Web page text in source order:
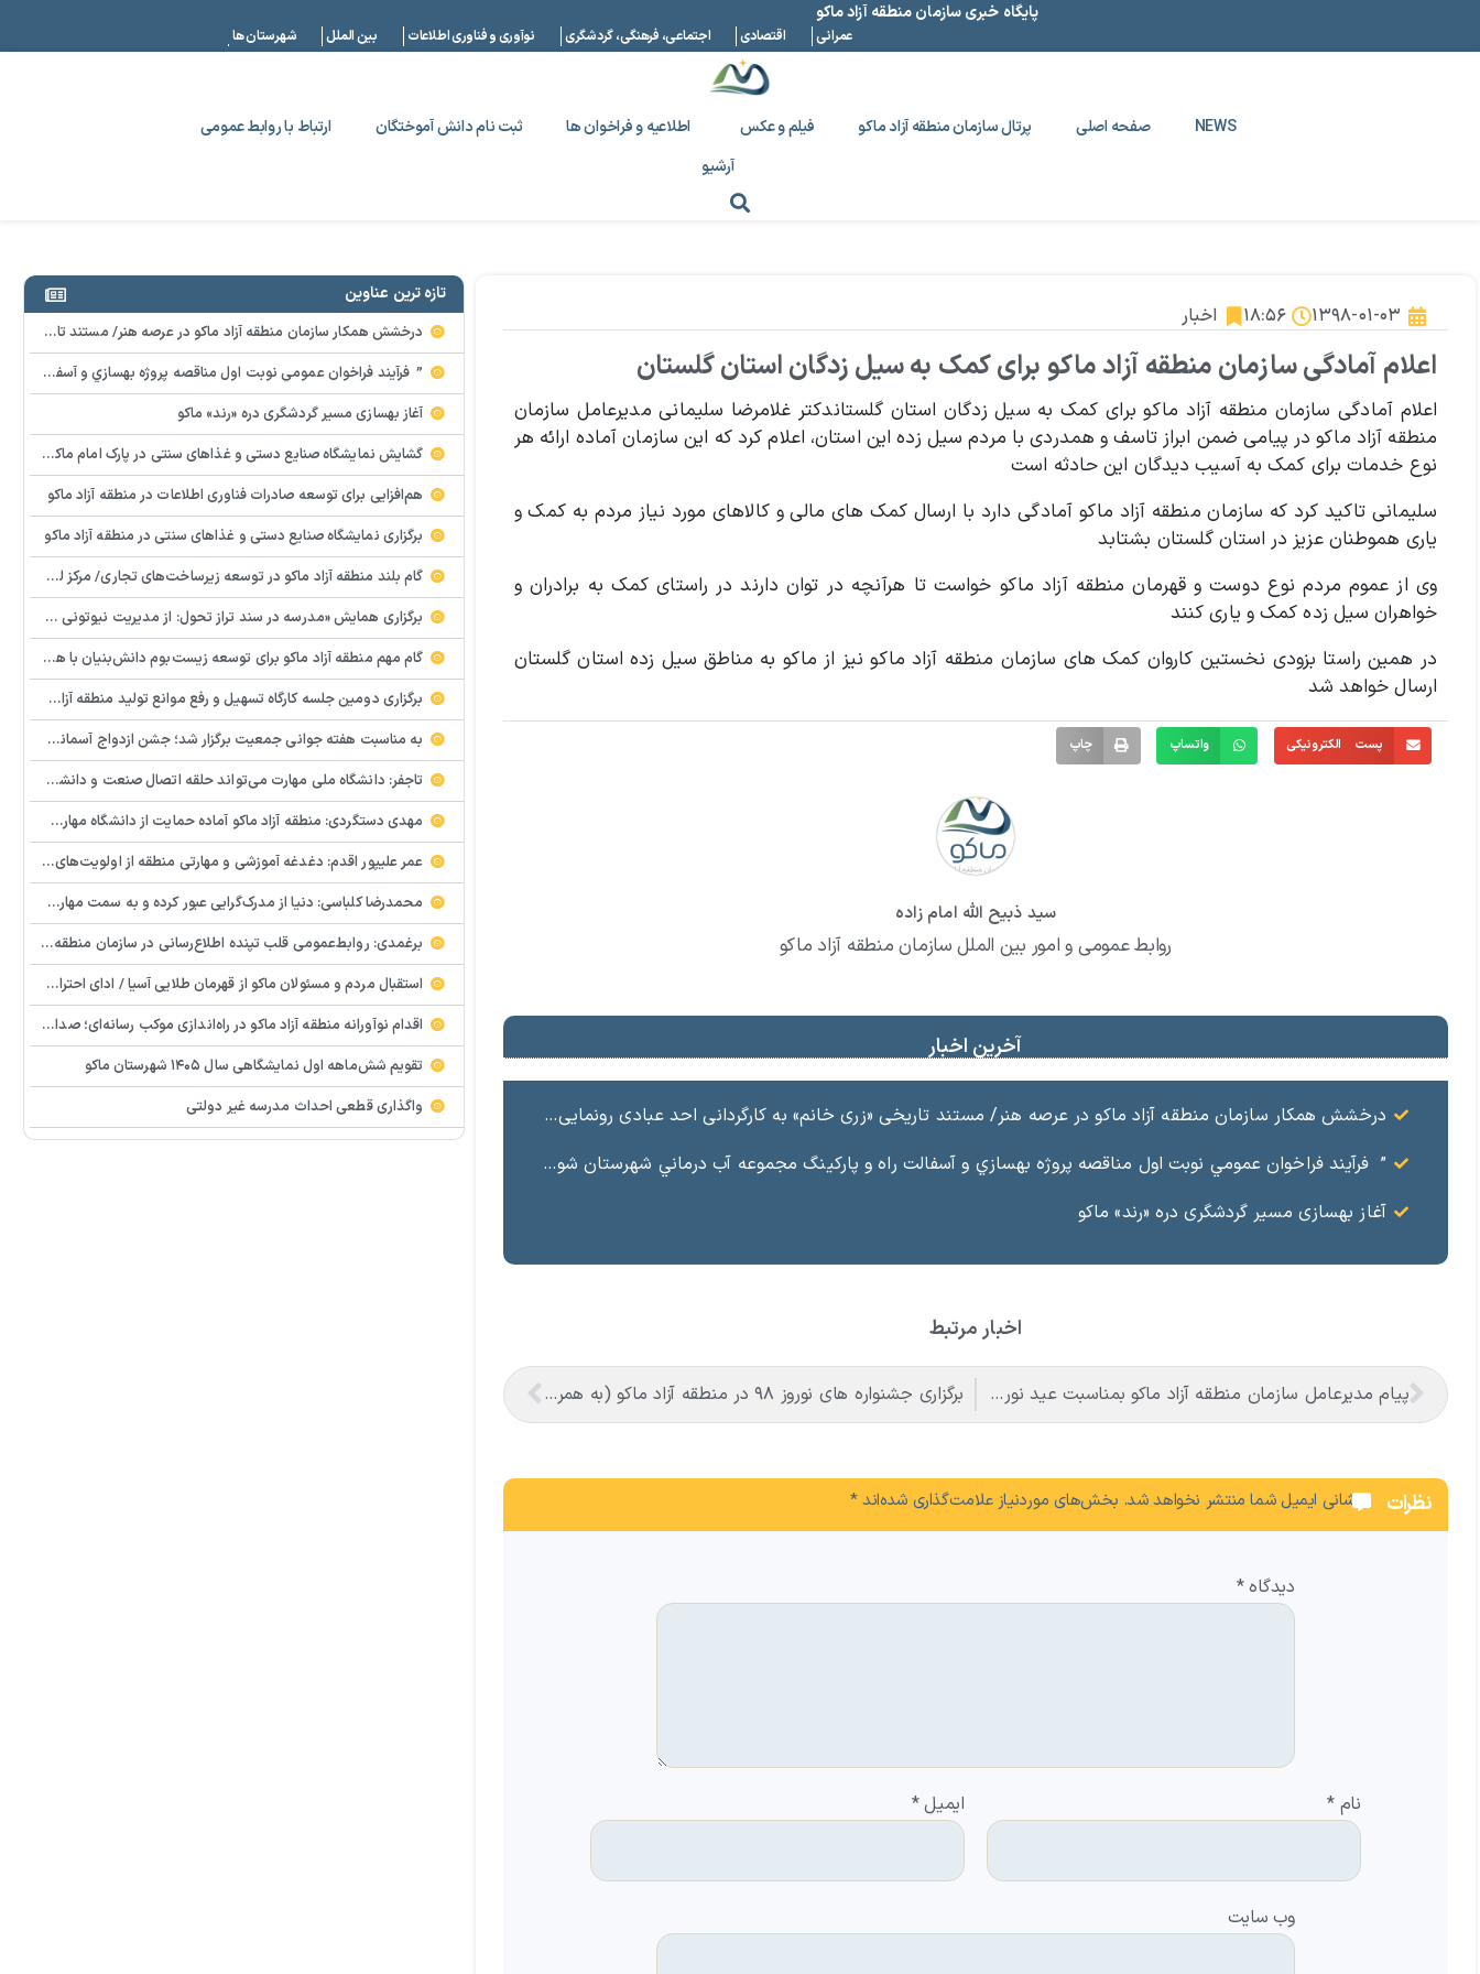
پایگاه خبری سازمان منطقه آزاد ماکو
عمرانی اقتصادی اجتماعی، فرهنگی، گردشگری نوآوری و فناوری اطلاعات بین الملل شهرستان ها
NEWS صفحه اصلی پرتال سازمان منطقه آزاد ماکو فیلم و عکس اطلاعیه و فراخوان ها ثبت نام دانش آموختگان
ارتباط با روابط عمومی
آرشیو
۱۳۹۸-۰۱-۰۳ ۱۸:۵۶ اخبار
اعلام آمادگی سازمان منطقه آزاد ماکو برای کمک به سیل زدگان استان گلستان
اعلام آمادگی سازمان منطقه آزاد ماکو برای کمک به سیل زدگان استان گلستاندکتر غلامرضا سلیمانی مدیرعامل سازمان
منطقه آزاد ماکو در پیامی ضمن ابراز تاسف و همدردی با مردم سیل زده این استان، اعلام کرد که این سازمان آماده ارائه هر
نوع خدمات برای کمک به آسیب دیدگان این حادثه است
سلیمانی تاکید کرد که سازمان منطقه آزاد ماکو آمادگی دارد با ارسال کمک های مالی و کالاهای مورد نیاز مردم به کمک و
یاری هموطنان ‌عزیز در استان گلستان بشتابد
وی از عموم مردم نوع دوست و قهرمان منطقه آزاد ماکو خواست تا هرآنچه در توان دارند در راستای کمک به برادران و
خواهران سیل زده کمک و یاری کنند
در همین راستا بزودی نخستین کاروان کمک های سازمان منطقه آزاد ماکو نیز از ماکو به مناطق سیل زده استان گلستان
ارسال خواهد شد
پست الکترونیکی واتساپ چاپ
سید ذبیح الله امام زاده
روابط عمومی و امور بین الملل سازمان منطقه آزاد ماکو
آخرین اخبار
درخشش همکار سازمان منطقه آزاد ماکو در عرصه هنر/ مستند تاریخی «زری خانم» به کارگردانی احد عبادی رونمایی شد
” فرآيند فراخوان عمومي نوبت اول مناقصه پروژه بهسازي و آسفالت راه و پاركينگ مجموعه آب درماني شهرستان شوط منطقه آزاد ماكو “
آغاز بهسازی مسیر گردشگری دره «رند» ماکو
اخبار مرتبط
پیام مدیرعامل سازمان منطقه آزاد ماکو بمناسبت عید نوروز ۹۸ برگزاری جشنواره های نوروز ۹۸ در منطقه آزاد ماکو (به همراه گزارش تصویری)
نظرات نشانی ایمیل شما منتشر نخواهد شد. بخش‌های موردنیاز علامت‌گذاری شده‌اند*
دیدگاه*
نام* ایمیل*
وب‌ سایت
تازه ترین عناوین
درخشش همکار سازمان منطقه آزاد ماکو در عرصه هنر/ مستند تاریخی «زری خانم» به کارگردانی احد عبادی رونمایی شد
” فرآيند فراخوان عمومي نوبت اول مناقصه پروژه بهسازي و آسفالت راه و پاركينگ مجموعه آب درماني شهرستان شوط منطقه آزاد ماكو “
آغاز بهسازی مسیر گردشگری دره «رند» ماکو
گشایش نمایشگاه صنایع دستی و غذاهای سنتی در پارک امام ماکو با محوریت توانمندسازی زنان
هم‌افزایی برای توسعه صادرات فناوری اطلاعات در منطقه آزاد ماکو
برگزاری نمایشگاه صنایع دستی و غذاهای سنتی در منطقه آزاد ماکو
گام بلند منطقه آزاد ماکو در توسعه زیرساخت‌های تجاری/ مرکز لجستیک مرزی بازرگان تصویب شد
️برگزاری همایش «مدرسه در سند تراز تحول: از مدیریت نیوتونی به رهبری کوانتومی» با مشارکت سازمان منطقه آزاد ماکو
گام مهم منطقه آزاد ماکو برای توسعه زیست‌بوم دانش‌بنیان با همکاری مرکز نوآوری و شتابدهنده‌های استارتاپ
برگزاری دومین جلسه کارگاه تسهیل و رفع موانع تولید منطقه آزاد ماکو
به مناسبت هفته جوانی جمعیت برگزار شد؛ جشن ازدواج آسمانی و ازدواج آسان در شهرستان پلدشت
تاجفر: دانشگاه ملی مهارت می‌تواند حلقه اتصال صنعت و دانشگاه باشد
مهدی دستگردی: منطقه آزاد ماکو آماده حمایت از دانشگاه مهارت‌محور است
عمر علیپور اقدم: دغدغه آموزشی و مهارتی منطقه از اولویت‌های اصلی ماست
محمدرضا کلباسی: دنیا از مدرک‌گرایی عبور کرده و به سمت مهارت حرکت می‌کند
برغمدی: روابط‌عمومی قلب تپنده اطلاع‌رسانی در سازمان منطقه آزاد ماکو است
استقبال مردم و مسئولان ماکو از قهرمان طلایی آسیا / ادای احترام ابوالفضل پیشه‌ور به شهدای گمنام
اقدام نوآورانه منطقه آزاد ماکو در راه‌اندازی موکب رسانه‌ای؛ صدای مردم از دل تجمعات طنین‌انداز شد
تقویم شش‌ماهه اول نمایشگاهی سال ۱۴۰۵ شهرستان ماکو
واگذاری قطعی احداث مدرسه غیر دولتی